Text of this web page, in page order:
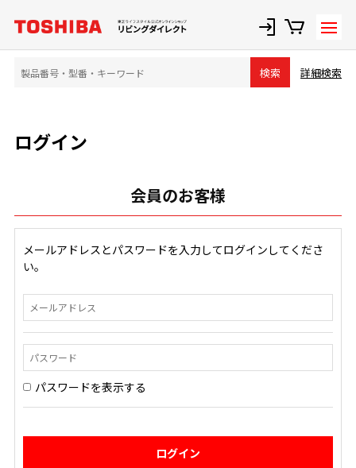
検索 詳細検索
ログイン
会員のお客様
メールアドレスとパスワードを入力してログインしてくださ
い。
パスワードを表示する